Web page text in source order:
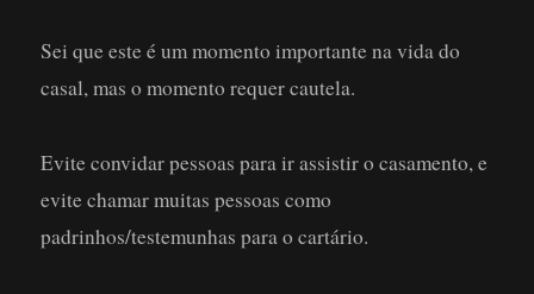
Sei que este é um momento importante na vida do
casal, mas o momento requer cautela.
Evite convidar pessoas para ir assistir o casamento, e
evite chamar muitas pessoas como
padrinhos/testemunhas para o cartário.